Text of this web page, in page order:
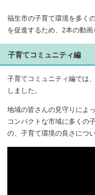
福生市の子育て環境を多く
を促進するため、2本の動画
子育てコミュニティ編
子育てコミュニティ編では
しました。
地域の皆さんの見守りによ
コンパクトな市域に多くの
の、子育て環境の良さにつ